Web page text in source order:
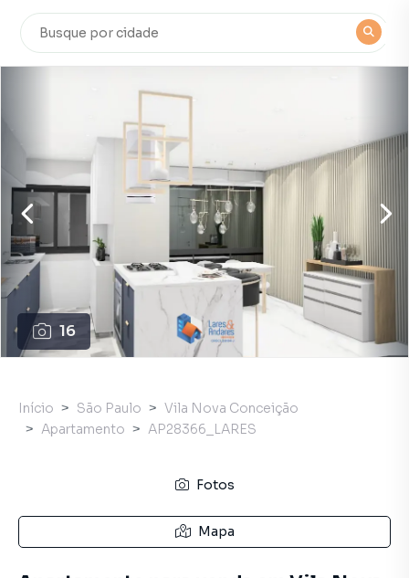
16
Início São Paulo
Vila Nova Conceição
Apartamento
AP28366_LARES
Fotos
Mapa